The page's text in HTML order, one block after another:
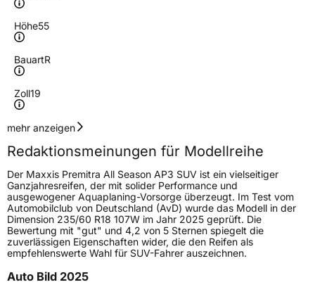
Höhe55
BauartR
Zoll19
Geschwindigkeitsindex
Höchstgeschwindigkeit
270 km/h
Lastindex103
Höchstlast875 kg
Generelle Merkmale
FahrzeugtypSUV
mehr anzeigen
Redaktionsmeinungen für Modellreihe
Der Maxxis Premitra All Season AP3 SUV ist ein vielseitiger
Ganzjahresreifen, der mit solider Performance und
ausgewogener Aquaplaning-Vorsorge überzeugt. Im Test vom
Automobilclub von Deutschland (AvD) wurde das Modell in der
Dimension 235/60 R18 107W im Jahr 2025 geprüft. Die
Bewertung mit "gut" und 4,2 von 5 Sternen spiegelt die
zuverlässigen Eigenschaften wider, die den Reifen als
empfehlenswerte Wahl für SUV-Fahrer auszeichnen.
Auto Bild 2025